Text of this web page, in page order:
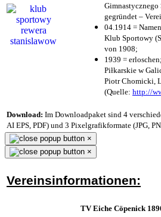
Gimnastycznego
gegründet –
04.1914 =
Klub Sportowy
von 1908;
1939 =
Piłkarskie w
Piotr Chomicki,
(Quelle: http://
Download: Im Downloadpaket sind 4
AI EPS, PDF) und 3 Pixelgrafikformate (JPG,
×
×
Vereinsinformationen:
TV Eiche Cöpenick